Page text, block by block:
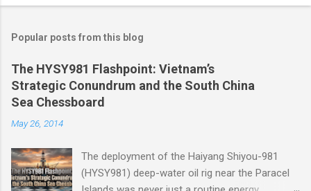
Popular posts from this blog
The HYSY981 Flashpoint: Vietnam’s
Strategic Conundrum and the South China
Sea Chessboard
May 26, 2014
The deployment of the Haiyang Shiyou-981
(HYSY981) deep-water oil rig near the Paracel